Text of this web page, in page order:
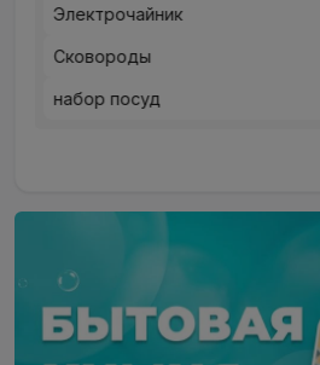
Электрочайник
Сковороды
набор посуд